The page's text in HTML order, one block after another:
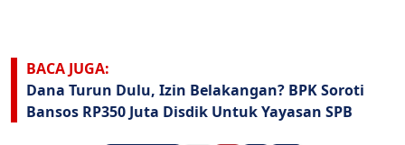
BACA JUGA:
Dana Turun Dulu, Izin Belakangan? BPK Soroti
Bansos RP350 Juta Disdik Untuk Yayasan SPB